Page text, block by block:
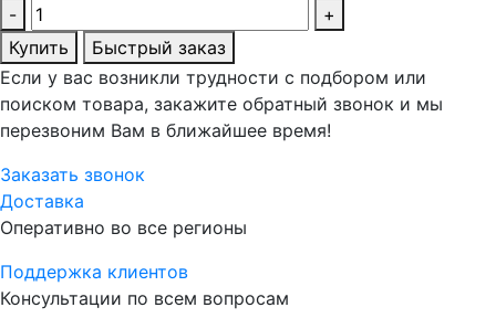
-
+
Купить
Быстрый заказ
Если у вас возникли трудности с подбором или
поиском товара, закажите обратный звонок и мы
перезвоним Вам в ближайшее время!
Заказать звонок
Доставка
Оперативно во все регионы
Поддержка клиентов
Консультации по всем вопросам